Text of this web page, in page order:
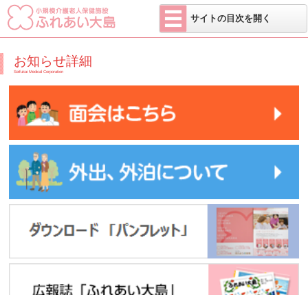
医療法人 せい
サイトの目次を開く
お知らせ詳細
Seifukai Medical Corporation